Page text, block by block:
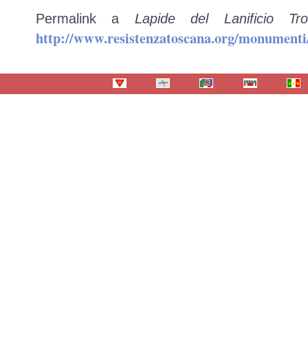
Permalink a Lapide del Lanificio
http://www.resistenzatoscana.org/